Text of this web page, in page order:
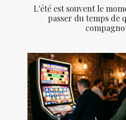
L'été est souvent le
passer du temps de